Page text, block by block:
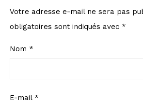
Votre adresse e-mail ne sera pas
obligatoires sont indiqués avec *
Nom *
E-mail *